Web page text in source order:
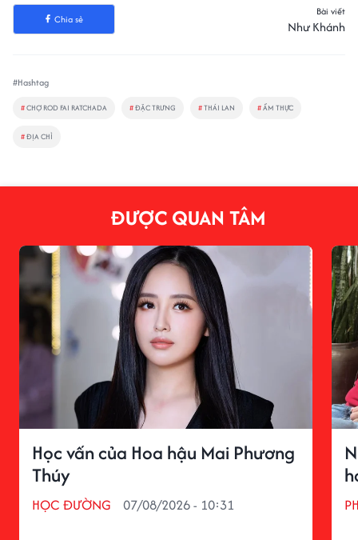
Chia sẻ
Bài viết
Như Khánh
#Hashtag
#CHỢ ROD FAI RATCHADA #ĐẶC TRƯNG #THÁI LAN #ẨM THỰC
#ĐỊA CHỈ
ĐƯỢC QUAN TÂM
Học vấn của Hoa hậu Mai Phương
Thúy
HỌC ĐƯỜNG 07/08/2026 - 10:31